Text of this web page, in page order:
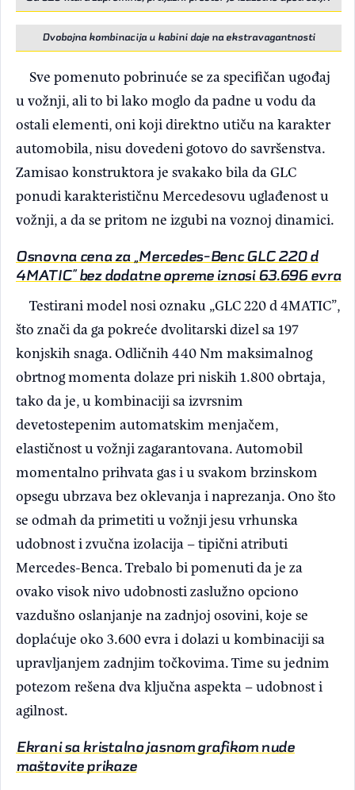
Dvobojna kombinacija u kabini daje na ekstravagantnosti
Sve pomenuto pobrinuće se za specifičan ugođaj
u vožnji, ali to bi lako moglo da padne u vodu da
ostali elementi, oni koji direktno utiču na karakter
automobila, nisu dovedeni gotovo do savršenstva.
Zamisao konstruktora je svakako bila da GLC
ponudi karakterističnu Mercedesovu uglađenost u
vožnji, a da se pritom ne izgubi na voznoj dinamici.
Osnovna cena za „Mercedes-Benc GLC 220 d
4MATIC” bez dodatne opreme iznosi 63.696 evra
Testirani model nosi oznaku „GLC 220 d 4MATIC”,
što znači da ga pokreće dvolitarski dizel sa 197
konjskih snaga. Odličnih 440 Nm maksimalnog
obrtnog momenta dolaze pri niskih 1.800 obrtaja,
tako da je, u kombinaciji sa izvrsnim
devetostepenim automatskim menjačem,
elastičnost u vožnji zagarantovana. Automobil
momentalno prihvata gas i u svakom brzinskom
opsegu ubrzava bez oklevanja i naprezanja. Ono što
se odmah da primetiti u vožnji jesu vrhunska
udobnost i zvučna izolacija – tipični atributi
Mercedes-Benca. Trebalo bi pomenuti da je za
ovako visok nivo udobnosti zaslužno opciono
vazdušno oslanjanje na zadnjoj osovini, koje se
doplaćuje oko 3.600 evra i dolazi u kombinaciji sa
upravljanjem zadnjim točkovima. Time su jednim
potezom rešena dva ključna aspekta – udobnost i
agilnost.
Ekrani sa kristalno jasnom grafikom nude
maštovite prikaze